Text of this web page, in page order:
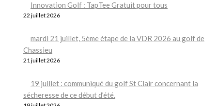
Innovation Golf : TapTee Gratuit pour tous
22 juillet 2026
mardi 21 juillet, 5ème étape de la VDR 2026 au golf de
Chassieu
21 juillet 2026
19 juillet : communiqué du golf St Clair concernant la
sécheresse de ce début d’été.